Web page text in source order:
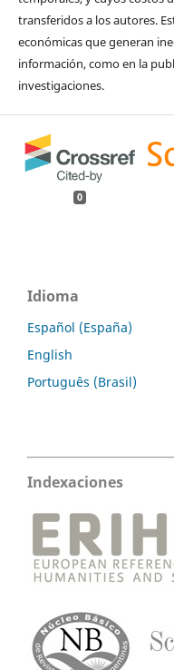
transferidos a los autores.
económicas que generan
información, como en la
investigaciones.
0
Idioma
Español (España)
English
Português (Brasil)
Indexaciones